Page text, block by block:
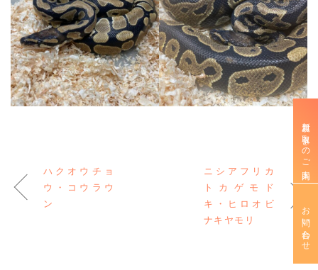
ハクオウチョ
ウ・コウラウ
ン
ニシアフリカ
トカゲモド
キ・ヒロオビ
ナキヤモリ
新規お取引きのご案内
お問い合わせ